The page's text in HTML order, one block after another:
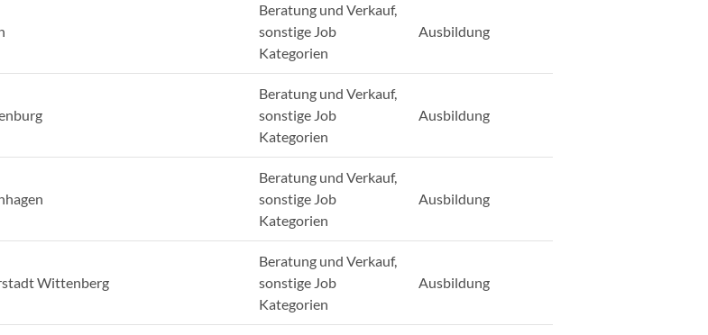
Beratung und Verkauf,
sonstige Job
Kategorien
Ausbildung
Beratung und Verkauf,
sonstige Job
Kategorien
Ausbildung
Beratung und Verkauf,
sonstige Job
Kategorien
Ausbildung
Wittenberg
Beratung und Verkauf,
sonstige Job
Kategorien
Ausbildung